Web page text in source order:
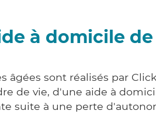
à domicile
âgées sont réalisés par
de vie, d'une aide à
suite à une perte